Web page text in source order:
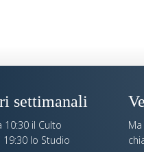
settimanali
10:30 il Culto
19:30 lo Studio